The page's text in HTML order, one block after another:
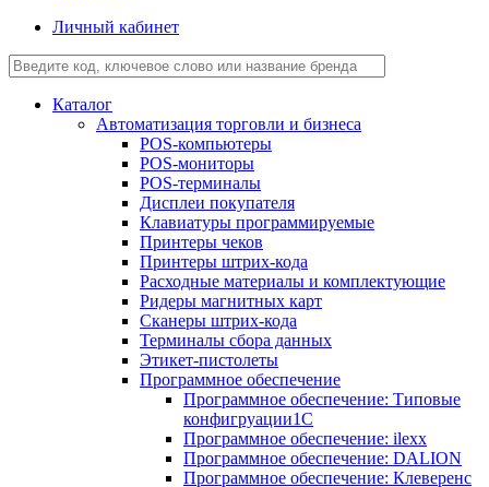
Личный кабинет
Каталог
Автоматизация торговли и бизнеса
POS-компьютеры
POS-мониторы
POS-терминалы
Дисплеи покупателя
Клавиатуры программируемые
Принтеры чеков
Принтеры штрих-кода
Расходные материалы и комплектующие
Ридеры магнитных карт
Сканеры штрих-кода
Терминалы сбора данных
Этикет-пистолеты
Программное обеспечение
Программное обеспечение: Типовые
конфигруации1С
Программное обеспечение: ilexx
Программное обеспечение: DALION
Программное обеспечение: Клеверенс